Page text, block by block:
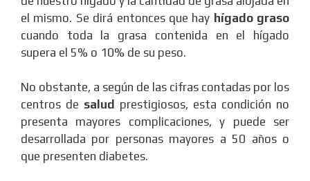
el mismo. Se dirá entonces que hay hígado graso
cuando toda la grasa contenida en el hígado
supera el 5% o 10% de su peso.
No obstante, a según de las cifras contadas por los
centros de salud prestigiosos, esta condición no
presenta mayores complicaciones, y puede ser
desarrollada por personas mayores a 50 años o
que presenten diabetes.